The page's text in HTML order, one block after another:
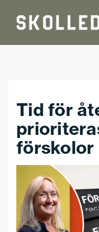
Tid för
förskolor